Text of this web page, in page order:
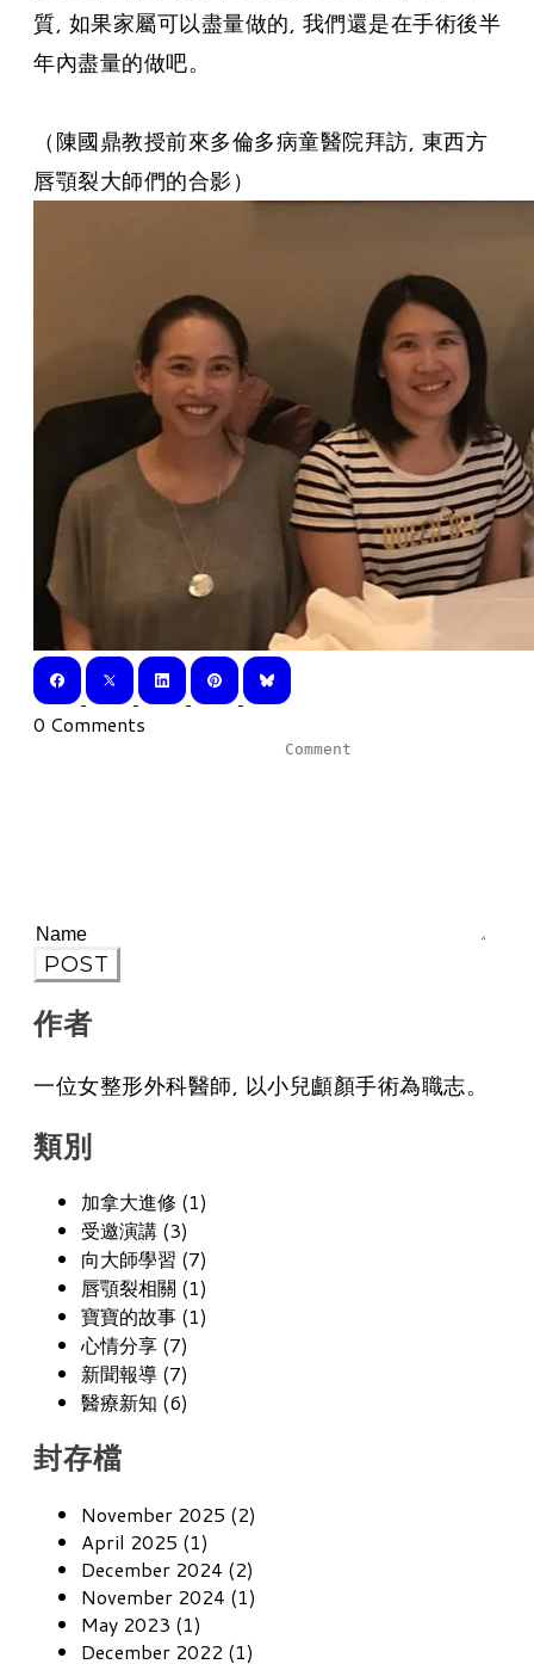
質, 如果家屬可以盡量做的, 我們還是在手術後半
年內盡量的做吧。
（陳國鼎教授前來多倫多病童醫院拜訪, 東西方
唇顎裂大師們的合影）
0 Comments
POST
作者
一位女整形外科醫師, 以小兒顱顏手術為職志。
類別
加拿大進修 (1)
受邀演講 (3)
向大師學習 (7)
唇顎裂相關 (1)
寶寶的故事 (1)
心情分享 (7)
新聞報導 (7)
醫療新知 (6)
封存檔
November 2025 (2)
April 2025 (1)
December 2024 (2)
November 2024 (1)
May 2023 (1)
December 2022 (1)